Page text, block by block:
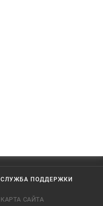
СЛУЖБА ПОДДЕРЖКИ
КАРТА САЙТА